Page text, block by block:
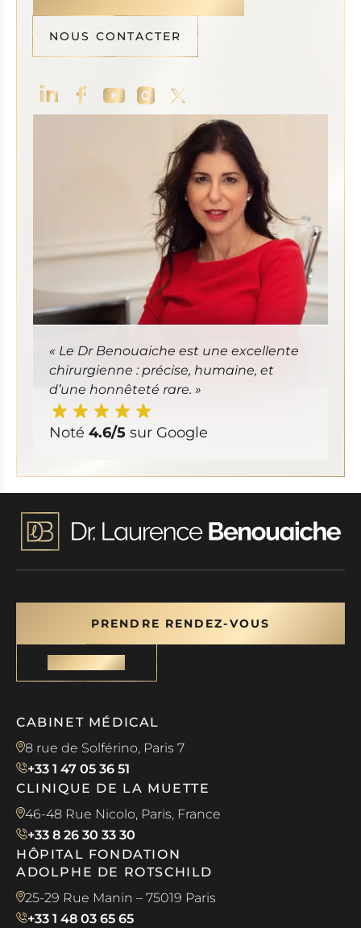
NOUS CONTACTER
« Le Dr Benouaiche est une excellente
chirurgienne : précise, humaine, et
d’une honnêteté rare. »
Noté 4.6/5 sur Google
PRENDRE RENDEZ-VOUS
CONTACT
CABINET MÉDICAL
8 rue de Solférino, Paris 7
+33 1 47 05 36 51
CLINIQUE DE LA MUETTE
46-48 Rue Nicolo, Paris, France
+33 8 26 30 33 30
HÔPITAL FONDATION
ADOLPHE DE ROTSCHILD
25-29 Rue Manin – 75019 Paris
+33 1 48 03 65 65